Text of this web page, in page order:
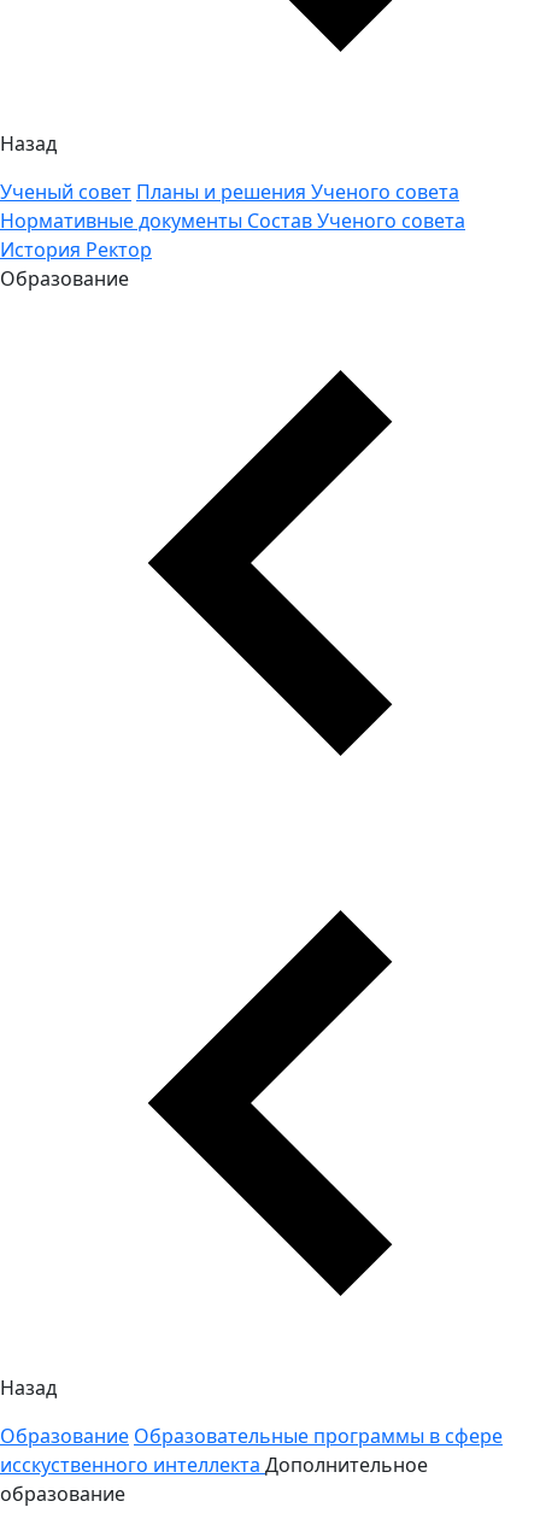
Назад
Ученый совет Планы и решения Ученого совета
Нормативные документы Состав Ученого совета
История Ректор
Образование
Назад
Образование Образовательные программы в сфере
исскуственного интеллекта Дополнительное
образование